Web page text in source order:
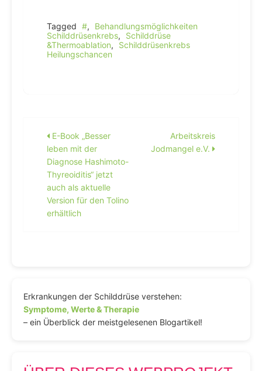
Tagged #,
Behandlungsmöglichkeiten
Schilddrüsenkrebs,
Schilddrüse
&Thermoablation,
Schilddrüsenkrebs
Heilungschancen
Beitragsnavigation
E-Book „Besser
leben mit der
Diagnose Hashimoto-
Thyreoiditis“ jetzt
auch als aktuelle
Version für den Tolino
erhältlich
Arbeitskreis
Jodmangel e.V.
Erkrankungen der Schilddrüse verstehen:
Symptome, Werte & Therapie
– ein Überblick der meistgelesenen Blogartikel!